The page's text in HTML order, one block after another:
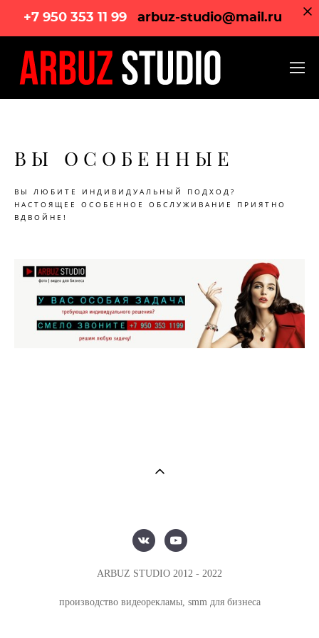
+7 950 353 11 99 arbuz-studio@mail.ru
ВЫ ОСОБЕННЫЕ
ВЫ ЛЮБИТЕ ИНДИВИДУАЛЬНЫЙ ПОДХОД?
НАСТОЯЩЕЕ ОСОБЕННОЕ ОБСЛУЖИВАНИЕ ПРИЯТНО
ВДВОЙНЕ!
ARBUZ STUDIO 2012 - 2022
производство видеорекламы, smm для бизнеса